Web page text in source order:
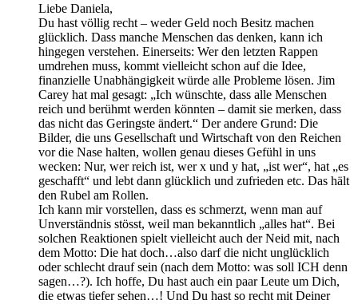
Liebe Daniela,
Du hast völlig recht – weder Geld noch Besitz machen
glücklich. Dass manche Menschen das denken, kann ich
hingegen verstehen. Einerseits: Wer den letzten Rappen
umdrehen muss, kommt vielleicht schon auf die Idee,
finanzielle Unabhängigkeit würde alle Probleme lösen. Jim
Carey hat mal gesagt: „Ich wünschte, dass alle Menschen
reich und berühmt werden könnten – damit sie merken, dass
das nicht das Geringste ändert.“ Der andere Grund: Die
Bilder, die uns Gesellschaft und Wirtschaft von den Reichen
vor die Nase halten, wollen genau dieses Gefühl in uns
wecken: Nur, wer reich ist, wer x und y hat, „ist wer“, hat „es
geschafft“ und lebt dann glücklich und zufrieden etc. Das hält
den Rubel am Rollen.
Ich kann mir vorstellen, dass es schmerzt, wenn man auf
Unverständnis stösst, weil man bekanntlich „alles hat“. Bei
solchen Reaktionen spielt vielleicht auch der Neid mit, nach
dem Motto: Die hat doch…also darf die nicht unglücklich
oder schlecht drauf sein (nach dem Motto: was soll ICH denn
sagen…?). Ich hoffe, Du hast auch ein paar Leute um Dich,
die etwas tiefer sehen…! Und Du hast so recht mit Deiner